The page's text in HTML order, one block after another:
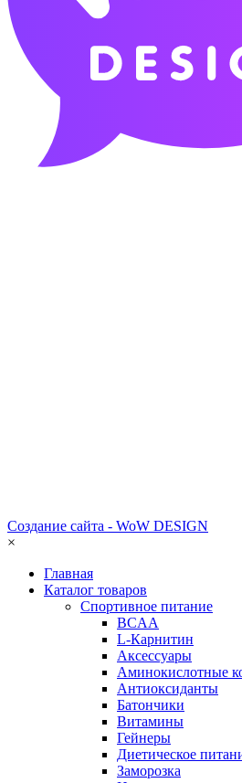
Создание сайта - WoW DESIGN
×
Главная
Каталог товаров
Спортивное питание
BCAA
L-Карнитин
Аксессуары
Аминокислотные
Антиоксиданты
Батончики
Витамины
Гейнеры
Диетическое
Заморозка